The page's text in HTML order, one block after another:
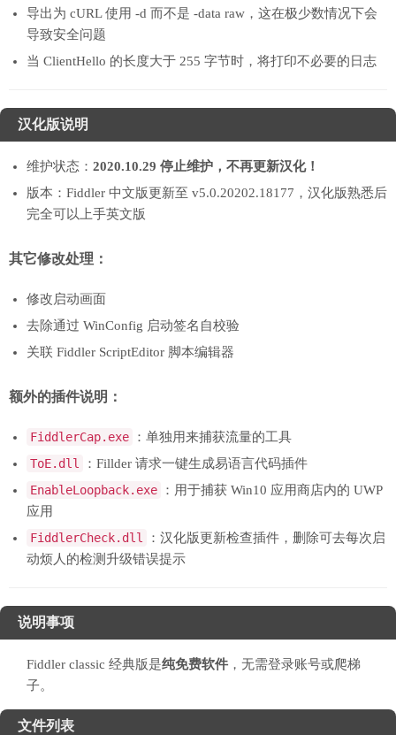
导出为 cURL 使用 -d 而不是 -data raw，这在极少数情况下会
导致安全问题
当 ClientHello 的长度大于 255 字节时，将打印不必要的日志
汉化版说明
维护状态： 2020.10.29 停止维护，不再更新汉化！
版本：Fiddler 中文版更新至 v5.0.20202.18177，汉化版熟悉后
完全可以上手英文版
其它修改处理：
修改启动画面
去除通过 WinConfig 启动签名自校验
关联 Fiddler ScriptEditor 脚本编辑器
额外的插件说明：
FiddlerCap.exe
：单独用来捕获流量的工具
ToE.dll
：Fillder 请求一键生成易语言代码插件
EnableLoopback.exe
：用于捕获 Win10 应用商店内的 UWP
应用
FiddlerCheck.dll
：汉化版更新检查插件，删除可去每次启
动烦人的检测升级错误提示
说明事项
Fiddler classic 经典版是纯免费软件 ，无需登录账号或爬梯
子。
文件列表